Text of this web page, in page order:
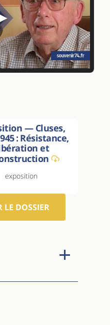
— Cluses,
: Résistance,
et
exposition
LE DOSSIER